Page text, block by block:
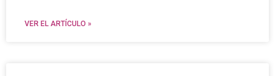
VER EL ARTÍCULO »